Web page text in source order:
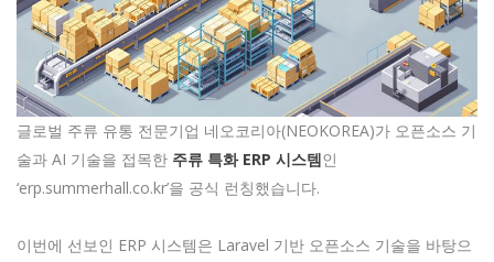
글로벌 주류 유통 전문기업 네오코리아(NEOKOREA)가 오픈소스 기
술과 AI 기술을 접목한 주류 특화 ERP 시스템인
‘erp.summerhall.co.kr’을 공식 런칭했습니다.
이번에 선보인 ERP 시스템은 Laravel 기반 오픈소스 기술을 바탕으